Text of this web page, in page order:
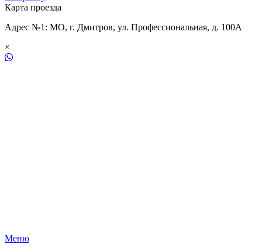
Карта проезда
Адрес №1: МО, г. Дмитров, ул. Профессиональная, д. 100А
×
Меню